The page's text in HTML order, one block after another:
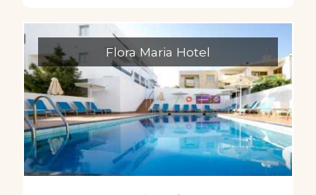
Flora Maria Hotel